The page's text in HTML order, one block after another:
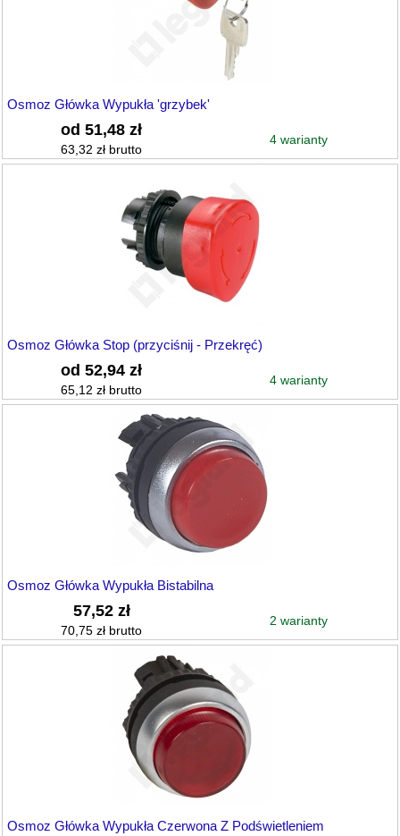
Osmoz Główka Wypukła 'grzybek'
od 51,48 zł
63,32 zł brutto
4 warianty
Osmoz Główka Stop (przyciśnij - Przekręć)
od 52,94 zł
65,12 zł brutto
4 warianty
Osmoz Główka Wypukła Bistabilna
57,52 zł
70,75 zł brutto
2 warianty
Osmoz Główka Wypukła Czerwona Z Podświetleniem